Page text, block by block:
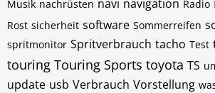
Musik nachrüsten navi navigation Radio
Rost sicherheit software Sommerreifen
spritmonitor Spritverbrauch tacho Test
touring Touring Sports toyota TS
update usb Verbrauch Vorstellung